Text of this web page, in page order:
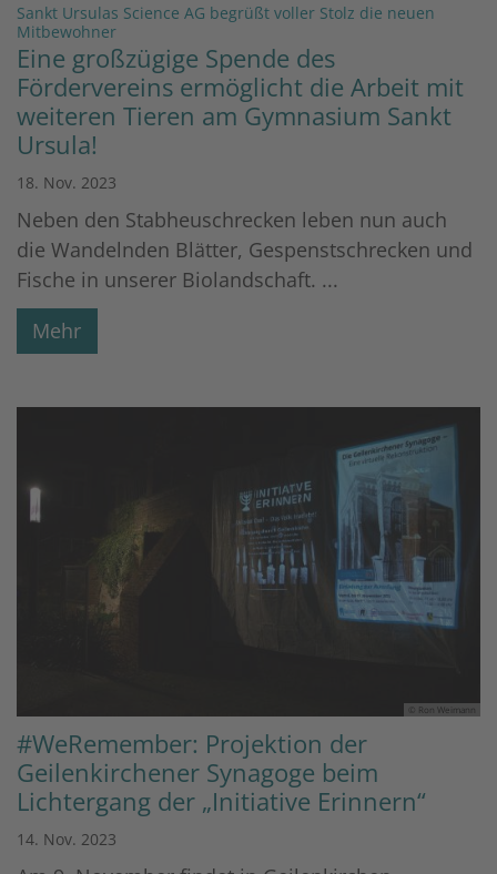
Sankt Ursulas Science AG begrüßt voller Stolz die neuen
Mitbewohner:
Eine großzügige Spende des
Fördervereins ermöglicht die Arbeit mit
weiteren Tieren am Gymnasium Sankt
Ursula!
18. Nov. 2023
Neben den Stabheuschrecken leben nun auch
die Wandelnden Blätter, Gespenstschrecken und
Fische in unserer Biolandschaft. ...
Mehr
© Ron Weimann
#WeRemember: Projektion der
Geilenkirchener Synagoge beim
Lichtergang der „Initiative Erinnern“
14. Nov. 2023